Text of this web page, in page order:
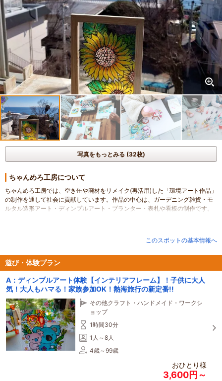
写真をもっとみる (32枚)
ちゃんめろ工房について
ちゃんめろ工房では、空き缶や廃材をリメイク(再活用)した「環境アート作品」
の制作を通して社会に貢献しています。作品の中心は、ガーデニング雑貨・モ
ルタル造形アート・ディンプルアート・プランター・表札や看板の制作です。
このスポットの基本情報へ
遊び・体験プラン
A：ディンプルアート体験【インテリアフレーム】！子供に大人
気！大人もハマる！家族参加OK！熱海旅行の新定番!!
その他クラフト・ハンドメイド・ワークシ
ョップ
1時間30分
1人～8人
4歳～99歳
おひとり様
3,600円～